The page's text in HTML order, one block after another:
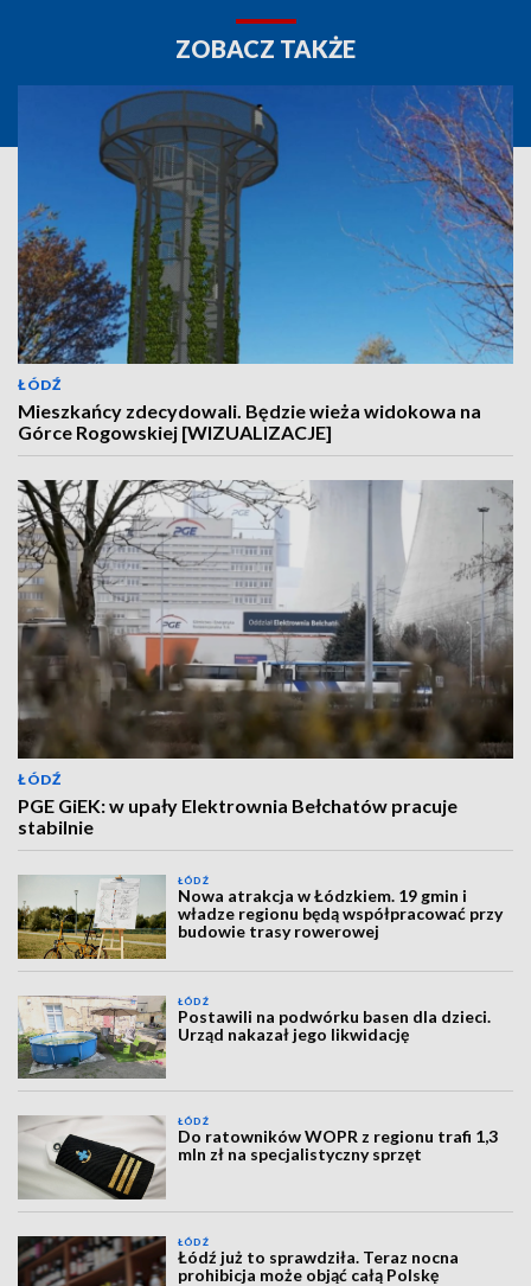
ZOBACZ TAKŻE
ŁÓDŹ
Mieszkańcy zdecydowali. Będzie wieża widokowa na
Górce Rogowskiej [WIZUALIZACJE]
ŁÓDŹ
PGE GiEK: w upały Elektrownia Bełchatów pracuje
stabilnie
ŁÓDŹ
Nowa atrakcja w Łódzkiem. 19 gmin i
władze regionu będą współpracować przy
budowie trasy rowerowej
ŁÓDŹ
Postawili na podwórku basen dla dzieci.
Urząd nakazał jego likwidację
ŁÓDŹ
Do ratowników WOPR z regionu trafi 1,3
mln zł na specjalistyczny sprzęt
ŁÓDŹ
Łódź już to sprawdziła. Teraz nocna
prohibicja może objąć całą Polskę